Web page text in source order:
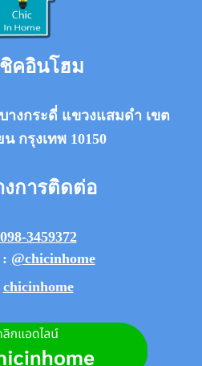
คอินโฮม
างกระดี่ แขวงแสมดำ เขต
กรุงเทพ 10150
งการติดต่อ
098-3459372
@chicinhome
chicinhome